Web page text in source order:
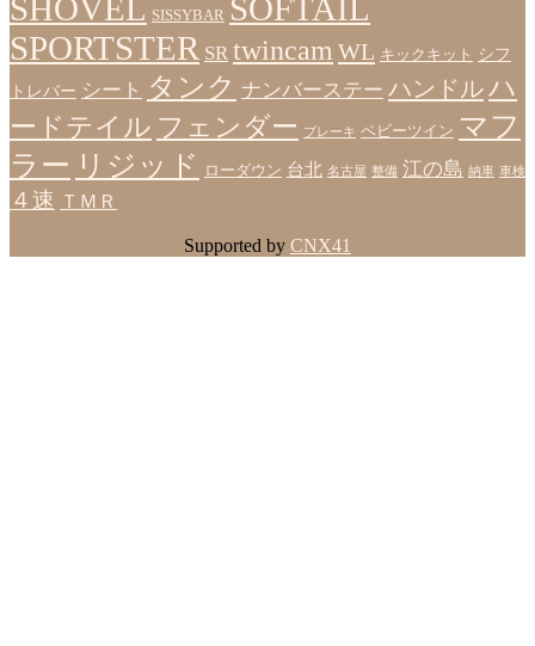
SHOVEL SISSYBAR SOFTAIL
SPORTSTER SR twincam WL キックキット シフ
トレバー シート タンク ナンバーステー ハンドルハ
ードテイル フェンダー ブレーキ ベビーツイン マフ
ラー リジッド ローダウン 台北 名古屋 整備 江の島 納車 車検
４速 ＴＭＲ
Supported by CNX41